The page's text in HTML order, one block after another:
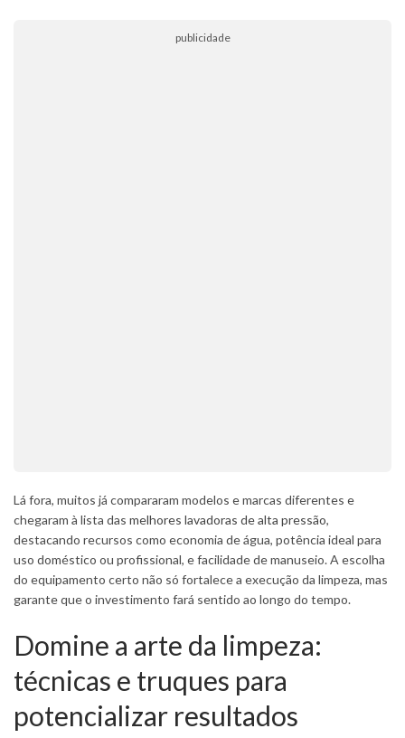
publicidade
Lá fora, muitos já compararam modelos e marcas diferentes e
chegaram à lista das melhores lavadoras de alta pressão,
destacando recursos como economia de água, potência ideal para
uso doméstico ou profissional, e facilidade de manuseio. A escolha
do equipamento certo não só fortalece a execução da limpeza, mas
garante que o investimento fará sentido ao longo do tempo.
Domine a arte da limpeza:
técnicas e truques para
potencializar resultados